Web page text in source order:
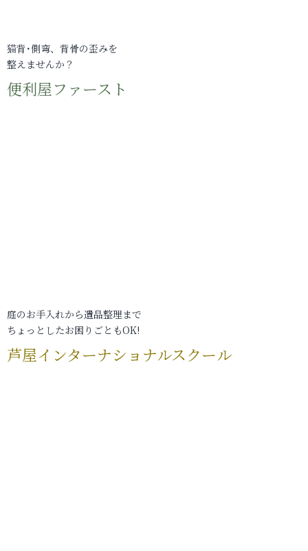
猫背･側弯、背骨の歪みを
整えませんか？
便利屋ファースト
庭のお手入れから遺品整理まで
ちょっとしたお困りごともOK!
芦屋インターナショナルスクール